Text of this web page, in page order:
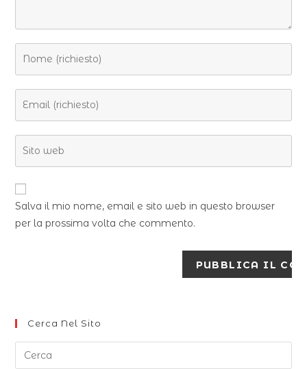
Salva il mio nome, email e sito web in questo browser
per la prossima volta che commento.
Cerca Nel Sito